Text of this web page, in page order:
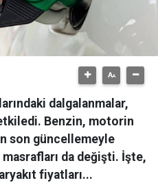
dalgalanmalar,
Benzin, motorin
son güncellemeyle
da değişti. İşte,
fiyatları...